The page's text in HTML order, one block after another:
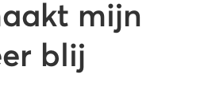
mijn
blij